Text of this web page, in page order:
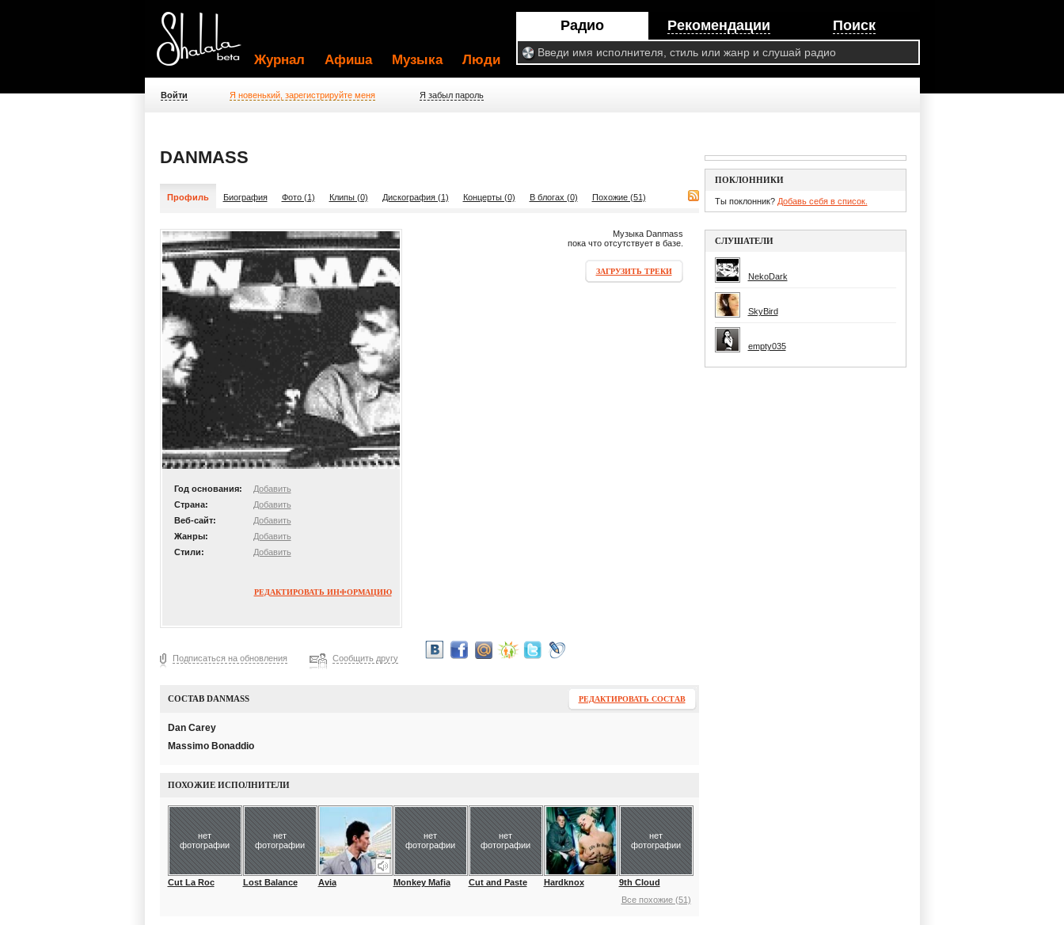
Радио Рекомендации Поиск
Журнал Афиша Музыка Люди
Войти Я новенький, зарегистрируйте меня Я забыл пароль
DANMASS
Профиль Биография Фото (1) Клипы (0) Дискография (1) Концерты (0) В блогах (0) Похожие (51)
Год основания:
Добавить
Страна:
Добавить
Веб-сайт:
Добавить
Жанры:
Добавить
Стили:
Добавить
РЕДАКТИРОВАТЬ ИНФОРМАЦИЮ
Музыка Danmass
пока что отсутствует в базе.
ЗАГРУЗИТЬ ТРЕКИ
Подписаться на обновления Сообщить другу
СОСТАВ DANMASS РЕДАКТИРОВАТЬ СОСТАВ
Dan Carey
Massimo Bonaddio
ПОХОЖИЕ ИСПОЛНИТЕЛИ
нет
фотографии
Cut La Roc
нет
фотографии
Lost Balance Avia
нет
фотографии
Monkey Mafia
нет
фотографии
Cut and Paste Hardknox
нет
фотографии
9th Cloud
Все похожие (51)
ПОКЛОННИКИ
Ты поклонник? Добавь себя в список.
СЛУШАТЕЛИ
NekoDark
SkyBird
empty035